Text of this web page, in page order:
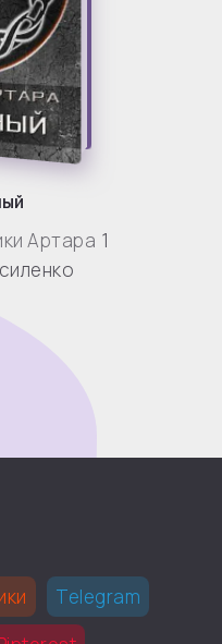
Артара 1
Telegram